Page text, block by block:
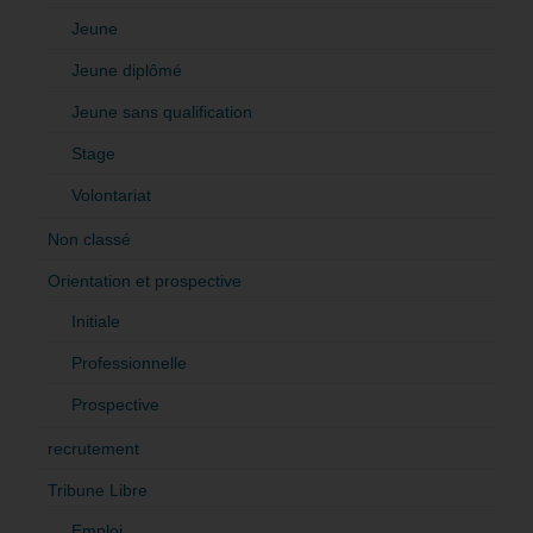
Jeune
Jeune diplômé
Jeune sans qualification
Stage
Volontariat
Non classé
Orientation et prospective
Initiale
Professionnelle
Prospective
recrutement
Tribune Libre